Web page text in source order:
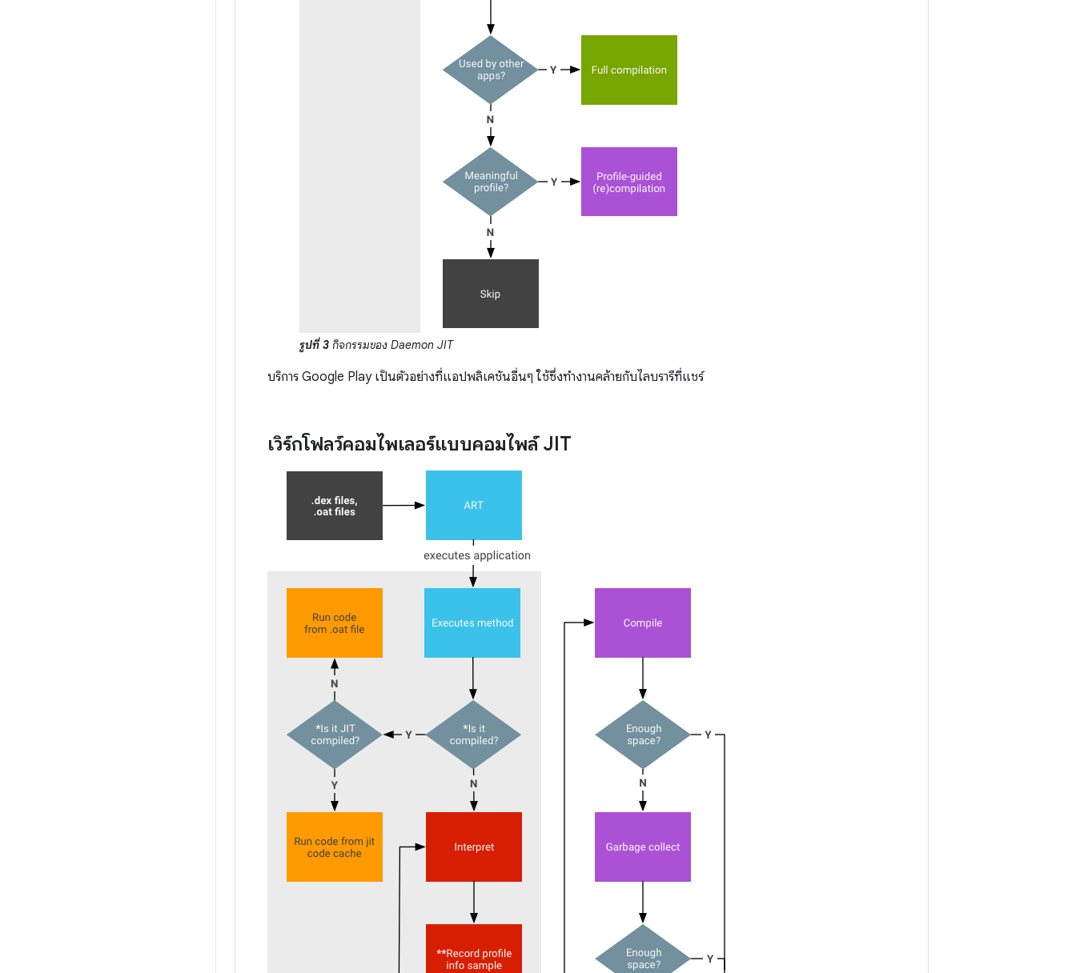
รูปที่ 3 กิจกรรมของ Daemon JIT
บริการ Google Play เป็นตัวอย่างที่แอปพลิเคชันอื่นๆ ใช้ซึ่งทำงานคล้ายกับไลบรารีที่แชร์
เวิร์กโฟลว์คอมไพเลอร์แบบคอมไพล์ JIT